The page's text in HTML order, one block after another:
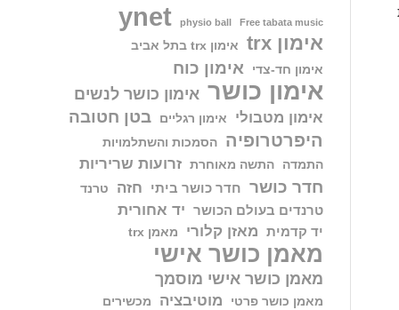
Free tabata music
physio ball
ynet
אימון trx
אימון trx בתל אביב
אימון חד-צדי
אימון כוח
אימון כושר אימון כושר לנשים
אימון מטבולי אימון רגליים
בטן חטובה
היפרטרופיה
הסמכות והשתלמויות
התמדה
התשה מאוחרת זרועות שריריות
חדר כושר חדר כושר ביתי חזה טרנד
טרנדים בעולם הכושר יד אחורית
יד קדמית מאזן קלורי מאמן trx
מאמן כושר אישי
מאמן כושר אישי מוסמך
מאמן כושר פרטי מוטיבציה
מכשירים